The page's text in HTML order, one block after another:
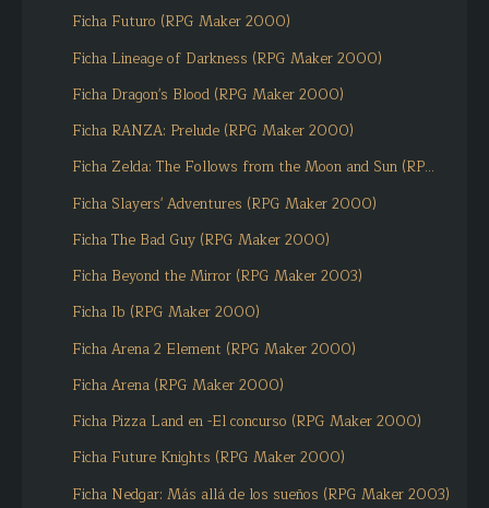
Ficha Futuro (RPG Maker 2000)
Ficha Lineage of Darkness (RPG Maker 2000)
Ficha Dragon's Blood (RPG Maker 2000)
Ficha RANZA: Prelude (RPG Maker 2000)
Ficha Zelda: The Follows from the Moon and Sun (RP...
Ficha Slayers' Adventures (RPG Maker 2000)
Ficha The Bad Guy (RPG Maker 2000)
Ficha Beyond the Mirror (RPG Maker 2003)
Ficha Ib (RPG Maker 2000)
Ficha Arena 2 Element (RPG Maker 2000)
Ficha Arena (RPG Maker 2000)
Ficha Pizza Land en -El concurso (RPG Maker 2000)
Ficha Future Knights (RPG Maker 2000)
Ficha Nedgar: Más allá de los sueños (RPG Maker 2003)